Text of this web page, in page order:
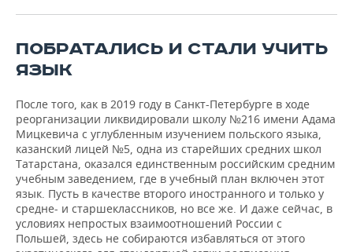
ПОБРАТАЛИСЬ И СТАЛИ УЧИТЬ
ЯЗЫК
После того, как в 2019 году в Санкт-Петербурге в ходе
реорганизации ликвидировали школу №216 имени Адама
Мицкевича с углубленным изучением польского языка,
казанский лицей №5, одна из старейших средних школ
Татарстана, оказался единственным российским средним
учебным заведением, где в учебный план включен этот
язык. Пусть в качестве второго иностранного и только у
средне- и старшеклассников, но все же. И даже сейчас, в
условиях непростых взаимоотношений России с
Польшей, здесь не собираются избавляться от этого